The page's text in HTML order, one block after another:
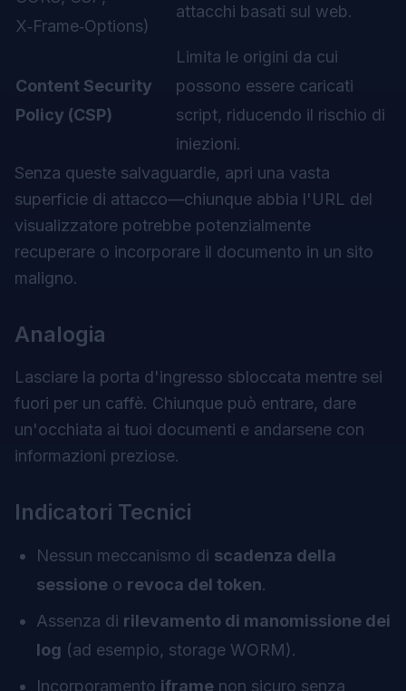
X‑Frame‑Options)
attacchi basati sul web.
Content Security
Policy (CSP)
Limita le origini da cui
possono essere caricati
script, riducendo il rischio di
iniezioni.
Senza queste salvaguardie, apri una vasta
superficie di attacco—chiunque abbia l'URL del
visualizzatore potrebbe potenzialmente
recuperare o incorporare il documento in un sito
maligno.
Analogia
Lasciare la porta d'ingresso sbloccata mentre sei
fuori per un caffè. Chiunque può entrare, dare
un'occhiata ai tuoi documenti e andarsene con
informazioni preziose.
Indicatori Tecnici
Nessun meccanismo di scadenza della
sessione o revoca del token.
Assenza di rilevamento di manomissione dei
log (ad esempio, storage WORM).
Incorporamento iframe non sicuro senza